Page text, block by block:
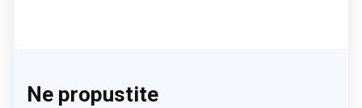
Ne propustite